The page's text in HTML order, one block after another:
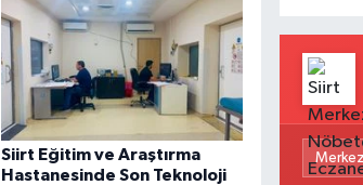
Siirt Eğitim ve Araştırma
Hastanesinde Son Teknoloji